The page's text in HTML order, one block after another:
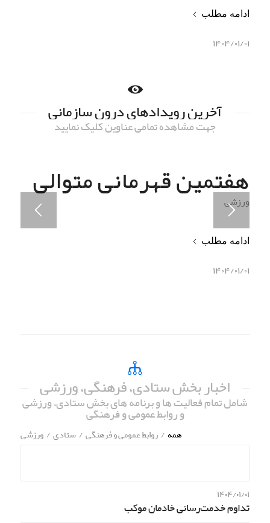
ادامه مطلب
۱۴۰۴/۰۱/۰۱
آخرین رویدادهای درون سازمانی
جهت مشاهده تمامی عناوین کلیک نمایید
هفتمین قهرمانی متوالی
ورزشی
ادامه مطلب
۱۴۰۴/۰۱/۰۱
اخبار بخش ستادی، فرهنگی، ورزشی
شامل تمام فعالیت ها و برنامه های بخش ستادی، ورزشی
و روابط عمومی و فرهنگی
همه / روابط عمومی و فرهنگی / ستادی / ورزشی
۱۴۰۴/۰۱/۰۱
تداوم خدمت‌رسانی خادمان موکب